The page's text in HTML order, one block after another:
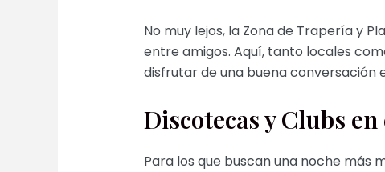
No muy lejos, la Zona de Trapería y
entre amigos. Aquí, tanto locales
disfrutar de una buena conversación
Discotecas y Clubs
Para los que buscan una noche más